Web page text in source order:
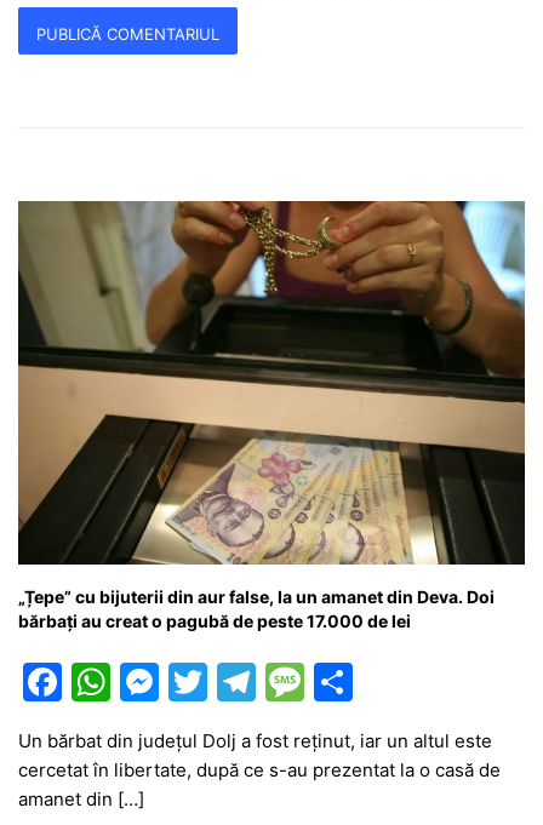
„Țepe” cu bijuterii din aur false, la un amanet din Deva. Doi
bărbați au creat o pagubă de peste 17.000 de lei
F
c
e
W
h
at
s
M
s
T
w
itt
T
el
e
M
e
s
ar
ta
Un bărbat din județul Dolj a fost reținut, iar un altul este
cercetat în libertate, după ce s-au prezentat la o casă de
amanet din […]